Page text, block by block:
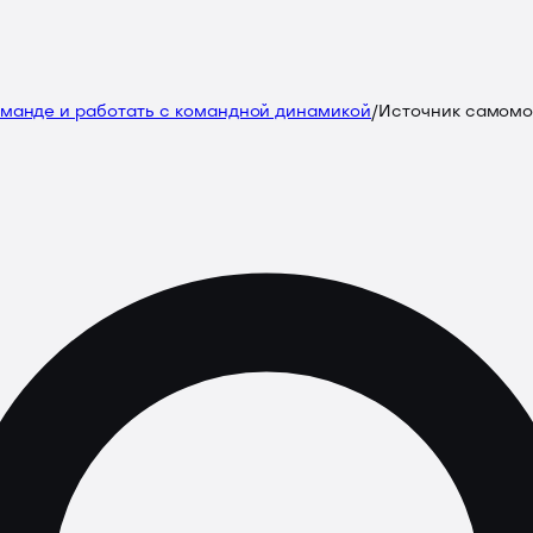
и работать с командной динамикой/ Источник